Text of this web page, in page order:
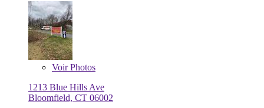
VoirPhotos
1213 Blue Hills Ave
Bloomfield, CT 06002